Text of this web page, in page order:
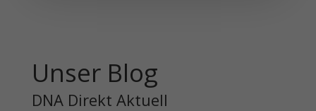
Unser Blog
DNA Direkt Aktuell